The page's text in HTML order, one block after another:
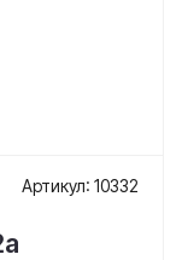
Артикул: 10332